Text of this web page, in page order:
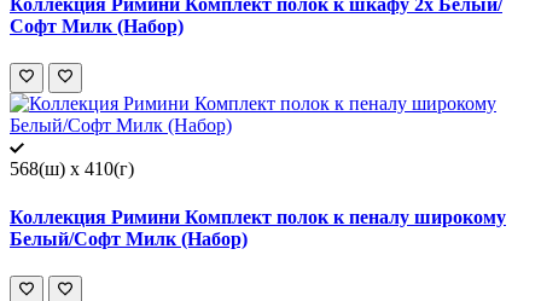
Коллекция Римини Комплект полок к шкафу 2х Белый/
Софт Милк (Набор)
568(ш) x 410(г)
Коллекция Римини Комплект полок к пеналу широкому
Белый/Софт Милк (Набор)